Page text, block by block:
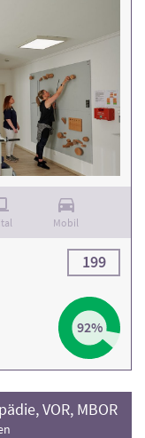
Mobil
92%
199
VOR, MBOR